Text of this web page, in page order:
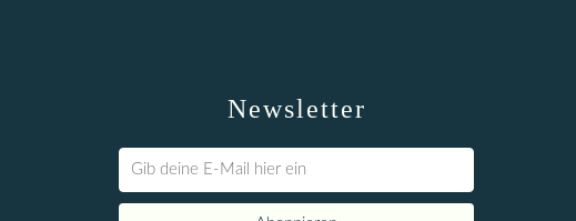
Newsletter